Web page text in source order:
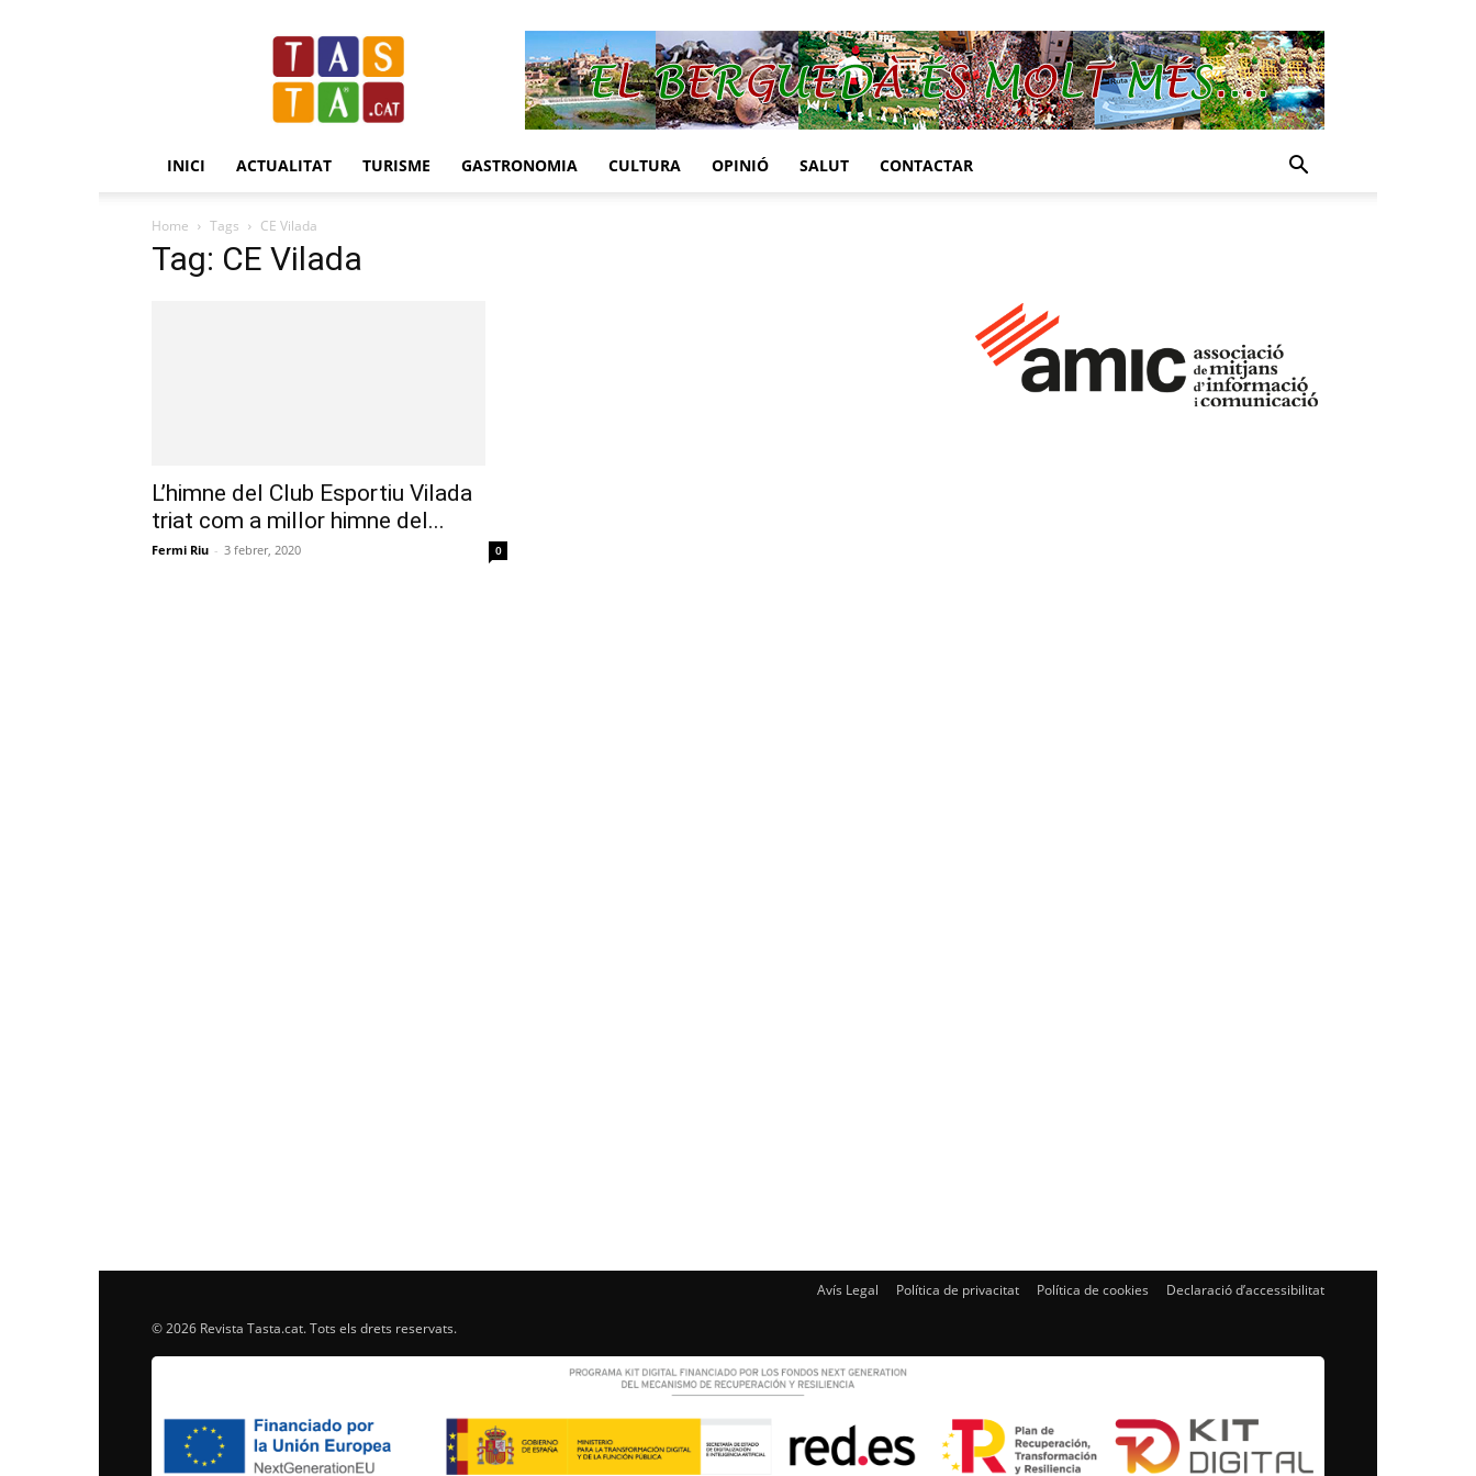
Revista
Tasta.cat
INICI ACTUALITAT TURISME GASTRONOMIA CULTURA OPINIÓ SALUT CONTACTAR
Home Tags CE Vilada
Tag: CE Vilada
L’himne del Club Esportiu Vilada
triat com a millor himne del...
Fermi Riu - 3 febrer, 2020 0
Avís Legal Política de privacitat Política de cookies Declaració d’accessibilitat
© 2026 Revista Tasta.cat. Tots els drets reservats.